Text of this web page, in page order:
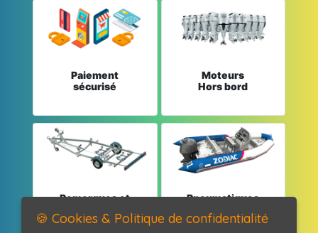
Paiement
sécurisé
Moteurs
Hors bord
Remorques et
Pneumatiques
🍪 Cookies & Politique de confidentialité